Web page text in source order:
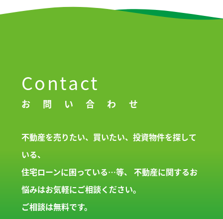
Contact
お問い合わせ
不動産を売りたい、買いたい、投資物件を探して
いる、
住宅ローンに困っている…等、
不動産に関するお
悩みはお気軽にご相談ください。
ご相談は無料です。